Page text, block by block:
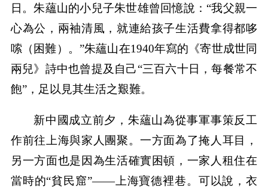
日。朱蘊山的小兒子朱世雄曾回憶說：“我父親一
心為公，兩袖清風，就連給孩子生活費拿得都哆
嗦（困難）。”朱蘊山在1940年寫的《寄世成世同
兩兒》詩中也曾提及自己“三百六十日，每餐常不
飽”，足以見其生活之艱難。
新中國成立前夕，朱蘊山為從事軍事策反工
作前往上海與家人團聚。一方面為了掩人耳目，
另一方面也是因為生活確實困頓，一家人租住在
當時的“貧民窟”——上海寶德裡巷。可以說，衣